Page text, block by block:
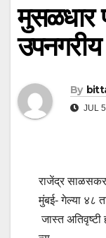
मुसळधार
By
JUL
राजेंद्र साळसकर
मुंबई- गेल्या ४८
जास्त अतिवृष्टी